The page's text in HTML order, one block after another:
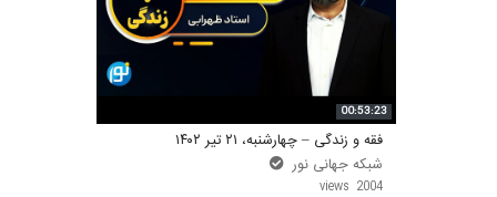
واحد علمی – درس تفسیر آسان
واحد علمی – درس صحیح بخاری
واحد علمی – درس عقیده
واحد علمی – فقه السنه
00:53:23
فقه و زندگی – چهارشنبه، ۲۱ تیر ۱۴۰۲
شبکه جهانی نور
2004 views